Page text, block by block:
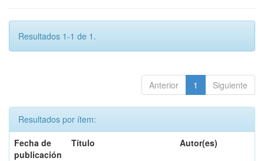
Resultados 1-1 de 1.
Anterior 1 Siguiente
Resultados por ítem:
Fecha de
publicación
Título Autor(es)